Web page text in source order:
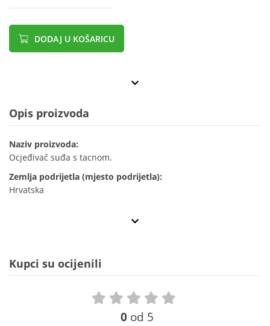
DODAJ U KOŠARICU
Opis proizvoda
Naziv proizvoda:
Ocjeđivač suđa s tacnom.
Zemlja podrijetla (mjesto podrijetla):
Hrvatska
Kupci su ocijenili
0 od 5